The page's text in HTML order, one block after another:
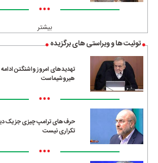
•••
بیشتر
توئیت ها و ویراستی های برگزیده
تهدیدهای امروز واشنگتن
هیروشیماست
•••
حرف‌های ترامپ چیزی جز یک
تکراری نیست
•••